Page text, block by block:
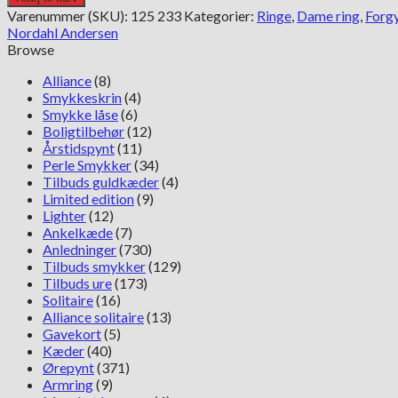
233
sølv
forgyldt
ring
antal
Varenummer (SKU): 125 233 Kategorier: Ringe, Dame ring,
Nordahl Andersen
Browse
Alliance(8)
Smykkeskrin(4)
Smykke låse(6)
Boligtilbehør(12)
Årstidspynt(11)
Perle Smykker(34)
Tilbuds guldkæder(4)
Limited edition(9)
Lighter(12)
Ankelkæde(7)
Anledninger(730)
Tilbuds smykker(129)
Tilbuds ure(173)
Solitaire(16)
Alliance solitaire(13)
Gavekort(5)
Kæder(40)
Ørepynt(371)
Armring(9)